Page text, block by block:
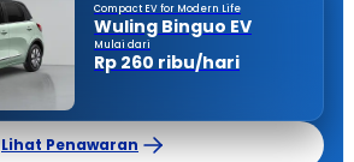
Compact EV for Modern Life
Wuling Binguo EV
Mulai dari
Rp 260 ribu/hari
Lihat Penawaran